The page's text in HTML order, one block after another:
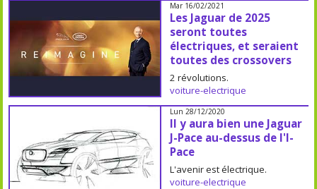
Mar 16/02/2021
Les Jaguar de 2025
seront toutes
électriques, et seraient
toutes des crossovers
2 révolutions.
voiture-electrique
Lun 28/12/2020
Il y aura bien une Jaguar
J-Pace au-dessus de l'I-
Pace
L'avenir est électrique.
voiture-electrique